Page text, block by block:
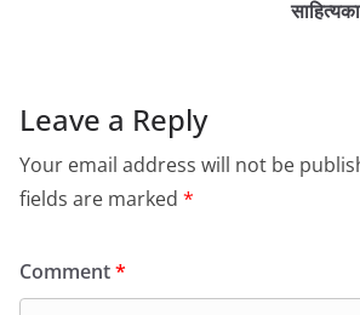
Leave a Reply
Your email address will not be
fields are marked *
Comment*